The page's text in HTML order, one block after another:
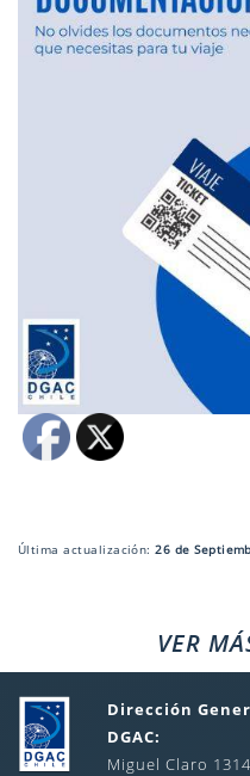
Última actualización:26 de
VER
Dirección
DGAC:
Miguel Claro